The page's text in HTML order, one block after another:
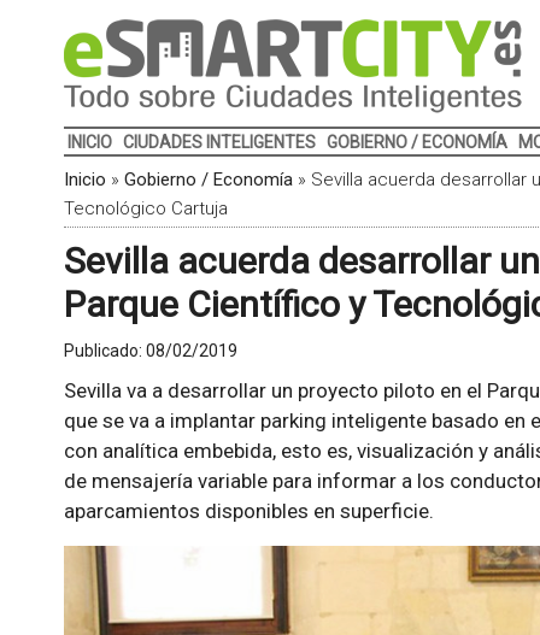
INICIO CIUDADES INTELIGENTES GOBIERNO / ECONOMÍA
Inicio » Gobierno / Economía» Sevilla acuerda desarrollar
Tecnológico Cartuja
Sevilla acuerda desarrollar
Parque Científico y
Publicado: 08/02/2019
Sevilla va a desarrollar un proyecto piloto en el
que se va a implantar parking inteligente basado
con analítica embebida, esto es, visualización y
de mensajería variable para informar a los
aparcamientos disponibles en superficie.